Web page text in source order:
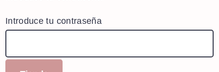
Introduce tu contraseña